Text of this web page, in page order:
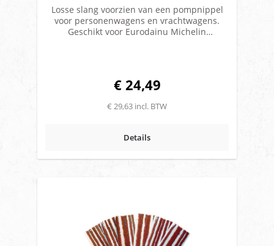
Losse slang voorzien van een pompnippel
voor personenwagens en vrachtwagens.
Geschikt voor Eurodainu Michelin
€ 24,49
€ 29,63 incl. BTW
Details